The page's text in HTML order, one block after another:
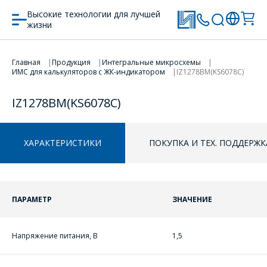
Высокие технологии для лучшей
жизни
Главная Продукция
Интегральные микросхемы
ИМС для калькуляторов с ЖК-индикатором
IZ1278BM(KS6078C)
IZ1278BM(KS6078C)
ХАРАКТЕРИСТИКИ ПОКУПКА И ТЕХ.
ПАРАМЕТР ЗНАЧЕНИЕ
Напряжение питания, В 1,5
ПЕРЕЙТИ В КОРЗИНУ
ПРОДОЛЖИТЬ ПОКУПКИ